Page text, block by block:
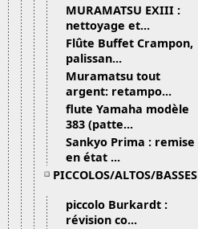
MURAMATSU EXIII :
nettoyage et...
Flûte Buffet Crampon,
palissan...
Muramatsu tout
argent: retampo...
flute Yamaha modèle
383 (patte...
Sankyo Prima : remise
en état ...
PICCOLOS/ALTOS/BASSES
piccolo Burkardt :
révision co...